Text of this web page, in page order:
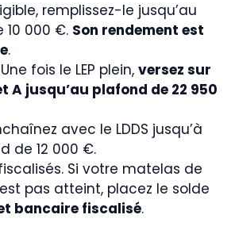
remplissez-le jusqu’au
000 €. Son rendement est
.
fois le LEP plein, versez sur
A jusqu’au plafond de 22 950
avec le LDDS jusqu’à
de 12 000 €.
Si votre matelas de
pas atteint, placez le solde
bancaire fiscalisé.